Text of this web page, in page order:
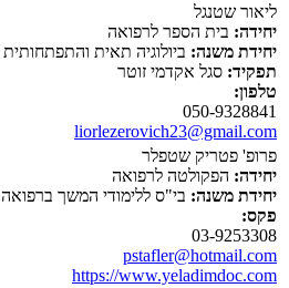
ליאור שטנגל
יחידה: בית הספר לרפואה
יחידת משנה: ביולוגיה תאית והתפתחותית
תפקיד: סגל אקדמי זוטר
טלפון:
050-9328841
liorlezerovich23@gmail.com
פרופ' פטריק שטפלר
יחידה: הפקולטה לרפואה
יחידת משנה: בי"ס ללימודי המשך ברפואה
פקס:
03-9253308
pstafler@hotmail.com
https://www.yeladimdoc.com